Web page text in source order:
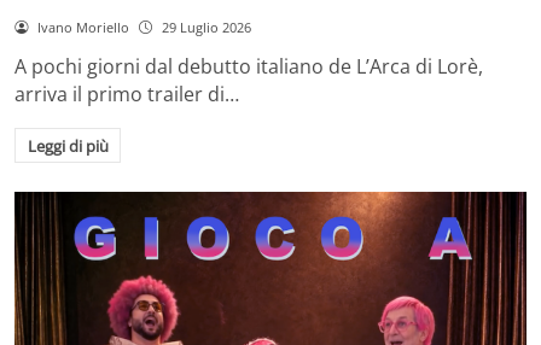
Ivano Moriello 29 Luglio 2026
A pochi giorni dal debutto italiano de L’Arca di Lorè,
arriva il primo trailer di…
Leggi di più